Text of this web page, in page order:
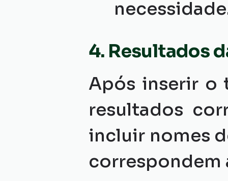
4. Resultados
Após inserir o
resultados
incluir nomes
correspondem